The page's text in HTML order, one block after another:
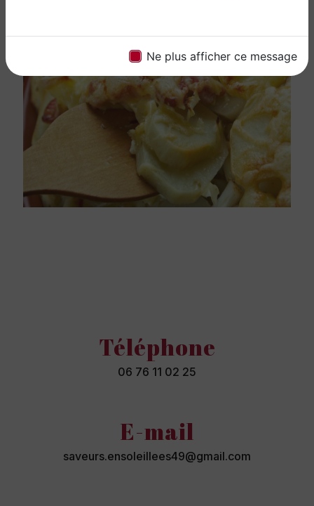
Ne plus afficher ce message
Téléphone
06 76 11 02 25
E-mail
saveurs.ensoleillees49@gmail.com